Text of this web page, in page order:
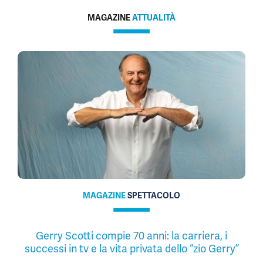
MAGAZINEATTUALITÀ
MAGAZINESPETTACOLO
Gerry Scotti compie 70 anni: la carriera, i
successi in tv e la vita privata dello “zio Gerry”